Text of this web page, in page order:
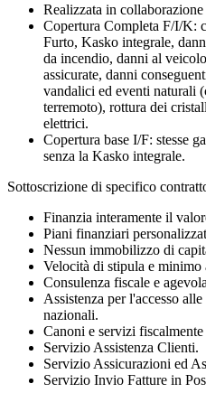
Realizzata in
Copertura Completa F/I/K:
Furto, Kasko integrale,
da incendio, danni al
assicurate, danni
vandalici ed eventi naturali
terremoto), rottura dei
Copertura base I/F: stesse
senza la Kasko integrale.
Sottoscrizione di specifico
Finanzia interamente il
Piani finanziari
Nessun immobilizzo di
Velocità di stipula e minimo
Consulenza fiscale e
Assistenza per l'accesso
nazionali.
Canoni e servizi
Servizio Assistenza Clienti.
Servizio Assicurazioni ed
Servizio Invio Fatture in